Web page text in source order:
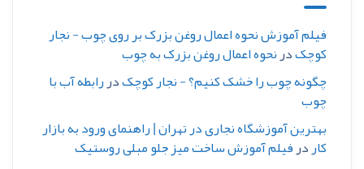
فیلم آموزش نحوه اعمال روغن بزرک بر روی چوب - نجار
کوچکدرنحوه اعمال روغن بزرک به چوب
چگونه چوب را خشک کنیم؟ - نجار کوچکدررابطه آب با
چوب
بهترین آموزشگاه نجاری در تهران | راهنمای ورود به بازار
کاردرفیلم آموزش ساخت میز جلو مبلی روستیک